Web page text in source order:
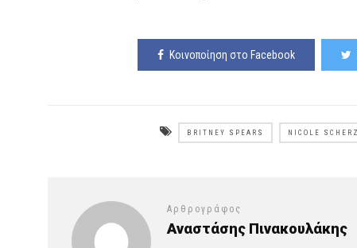
Κοινοποίηση στο Facebook
BRITNEY SPEARS NICOLE
Αρθρογράφος
Αναστάσης Πινακουλάκης